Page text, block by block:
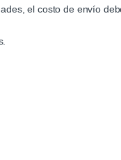
el costo de envío